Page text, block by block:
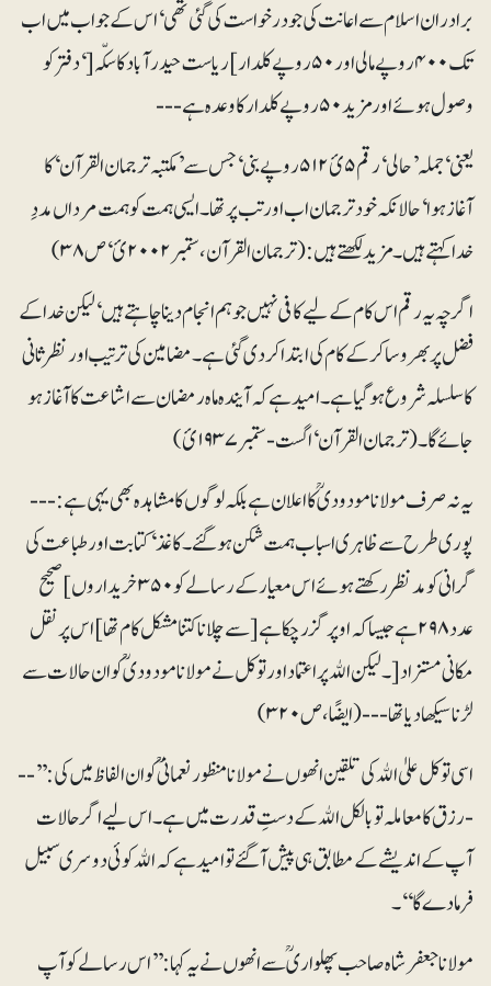
برادران اسلام سے اعانت کی جو درخواست کی گئی تھی‘ اس کے جواب میں اب
تک ۴۰۰روپے مالی اور ۵۰روپے کلدار]ریاست حیدر آباد کا سکّہ[‘ دفتر کو
وصول ہوئے اور مزید ۵۰ روپے کلدار کا وعدہ ہے ---
یعنی ‘جملہ ’حالی‘ رقم ۵ئ۵۱۲ روپے بنی‘ جس سے ’مکتبہ ترجمان القرآن‘ کا
آغاز ہوا‘ حالانکہ خود ترجمان اب اور تب پر تھا۔ ایسی ہمت کو ہمت مرداں مددِ
خدا کہتے ہیں۔ مزید لکھتے ہیں: (ترجمان القرآن، ستمبر ۲۰۰۲ئ‘ ص ۳۸)
اگرچہ یہ رقم اس کام کے لیے کافی نہیں جو ہم انجام دینا چاہتے ہیں‘ لیکن خدا کے
فضل پر بھروسا کر کے کام کی ابتدا کر دی گئی ہے۔ مضامین کی ترتیب اور نظرثانی
کا سلسلہ شروع ہو گیا ہے۔امید ہے کہ آیندہ ماہ رمضان سے اشاعت کا آغاز ہو
جائے گا۔ (ترجمان القرآن‘ اگست - ستمبر ۱۹۳۷ئ)
یہ نہ صرف مولانا مودودیؒ کا اعلان ہے بلکہ لوگوں کا مشاہدہ بھی یہی ہے: ---
پوری طرح سے ظاہری اسباب ہمت شکن ہو گئے۔ کاغذ‘ کتابت اور طباعت کی
گرانی کو مد نظر رکھتے ہوئے اس معیار کے رسالے کو ۳۵۰ خریداروں ]صحیح
عدد ۲۹۸ ہے جیسا کہ اوپر گزر چکا ہے[ سے چلانا کتنا مشکل کام تھا ]اس پر نقل
مکانی مستزاد[۔ لیکن اﷲ پر اعتماد اور توکل نے مولانا مودودیؒ کو ان حالات سے
لڑنا سیکھا دیا تھا ---(ایضًا، ص ۳۲۰)
اسی توکل علیٰ اﷲ کی تلقین انھوں نے مولانا منظور نعمانیؒ کو ان الفا ظ میں کی:’’--
- رزق کا معاملہ تو بالکل اﷲ کے دستِ قدرت میں ہے۔ اس لیے اگر حالات
آپ کے اندیشے کے مطابق ہی پیش آ گئے تو امید ہے کہ اﷲ کوئی دوسری سبیل
فرما دے گا‘‘۔
مولانا جعفر شاہ صاحب پھلواریؒ سے انھوں نے یہ کہا: ’’اس رسالے کو آپ